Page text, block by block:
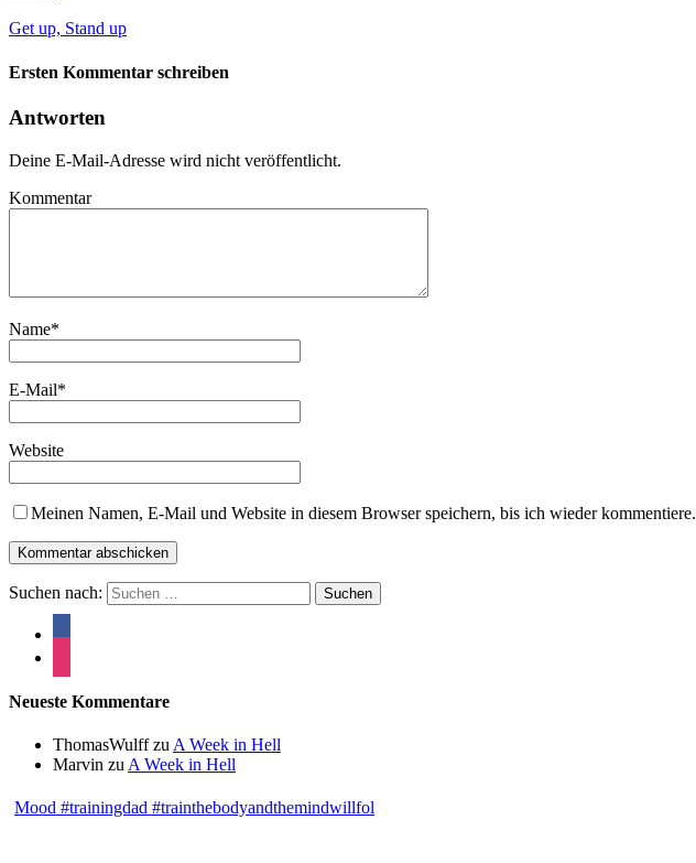
Get up, Stand up
Ersten Kommentar schreiben
Antworten
Deine E-Mail-Adresse wird nicht veröffentlicht.
Kommentar
Name*
E-Mail*
Website
Meinen Namen, E-Mail und Website in diesem Browser speichern, bis ich wieder kommentiere.
Suchen nach:
Neueste Kommentare
ThomasWulffzu A Week in Hell
Marvin zu A Week in Hell
Mood #trainingdad #trainthebodyandthemindwillfol